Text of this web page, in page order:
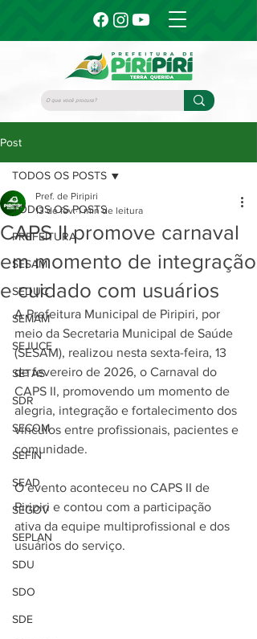
Post
TODOS OS POSTS
PREFEITURA
SESAM
SEDUC
SEMAM
SEJUCE
SETAS
SDR
SECOM
SEFIN
SEAD
SEGOV
SEPLAN
SDU
SDO
SDE
TODOS OS POSTS
CAPS II promove carnaval
em momento de integração
e cuidado com usuários
Pref. de Piripiri
13 de fev. 1 min de leitura
A Prefeitura Municipal de Piripiri, por
meio da Secretaria Municipal de Saúde
(SESAM), realizou nesta sexta-feira, 13
de fevereiro de 2026, o Carnaval do
CAPS II, promovendo um momento de
alegria, integração e fortalecimento dos
vínculos entre profissionais, pacientes e
comunidade.
O evento aconteceu no CAPS II de
Piripiri e contou com a participação
ativa da equipe multiprofissional e dos
usuários do serviço.